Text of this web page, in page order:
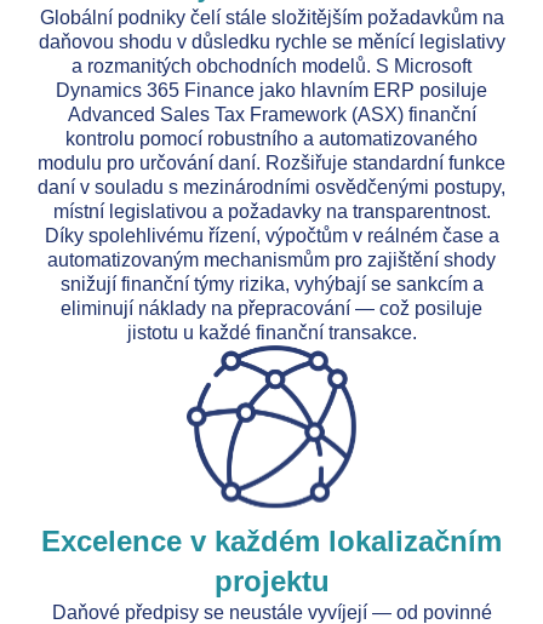
Globální podniky čelí stále složitějším požadavkům na
daňovou shodu v důsledku rychle se měnící legislativy
a rozmanitých obchodních modelů. S Microsoft
Dynamics 365 Finance jako hlavním ERP posiluje
Advanced Sales Tax Framework (ASX) finanční
kontrolu pomocí robustního a automatizovaného
modulu pro určování daní. Rozšiřuje standardní funkce
daní v souladu s mezinárodními osvědčenými postupy,
místní legislativou a požadavky na transparentnost.
Díky spolehlivému řízení, výpočtům v reálném čase a
automatizovaným mechanismům pro zajištění shody
snižují finanční týmy rizika, vyhýbají se sankcím a
eliminují náklady na přepracování — což posiluje
jistotu u každé finanční transakce.
Excelence v každém lokalizačním
projektu
Daňové předpisy se neustále vyvíjejí — od povinné